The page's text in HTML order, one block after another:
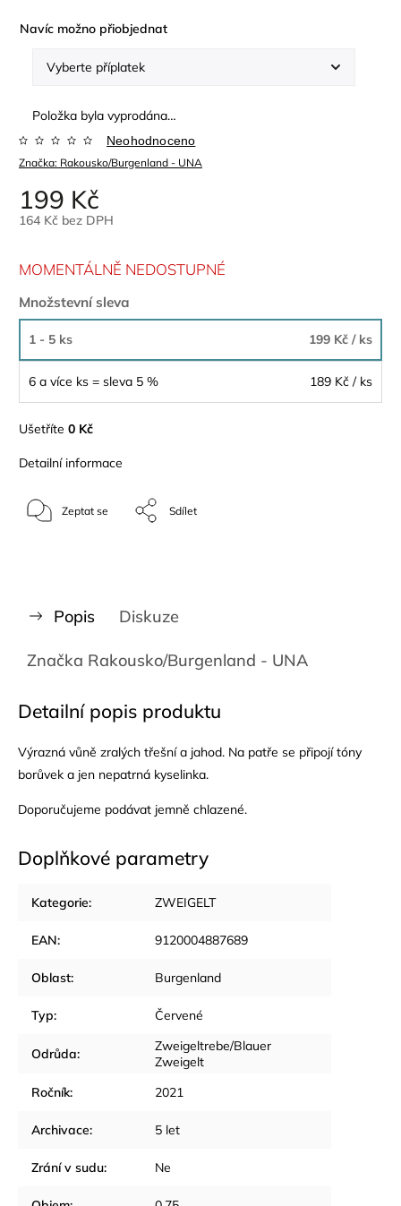
Navíc možno přiobjednat
Položka byla vyprodána…
Značka: Rakousko/Burgenland - UNA
Neohodnoceno
199 Kč
164 Kč bez DPH
MOMENTÁLNĚ NEDOSTUPNÉ
Množstevní sleva
1 - 5 ks 199 Kč / ks
6 a více ks = sleva 5 % 189 Kč / ks
Ušetříte 0 Kč
Detailní informace
Zeptat se Sdílet
Popis Diskuze
Značka Rakousko/Burgenland - UNA
Detailní popis produktu
Výrazná vůně zralých třešní a jahod. Na patře se připojí tóny
borůvek a jen nepatrná kyselinka.
Doporučujeme podávat jemně chlazené.
Doplňkové parametry
Kategorie: ZWEIGELT
EAN: 9120004887689
Oblast: Burgenland
Typ: Červené
Odrůda:
Zweigeltrebe/Blauer
Zweigelt
Ročník: 2021
Archivace: 5 let
Zrání v sudu: Ne